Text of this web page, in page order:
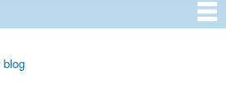
blog